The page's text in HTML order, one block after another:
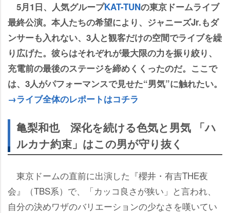
5月1日、人気グループKAT-TUNの東京ドームライブ
最終公演。本人たちの希望により、ジャニーズJr.もダ
ンサーも入れない、3人と観客だけの空間でライブを繰
り広げた。彼らはそれぞれが最大限の力を振り絞り、
充電前の最後のステージを締めくくったのだ。ここで
は、3人がパフォーマンスで見せた“男気”に触れたい。
→ライブ全体のレポートはコチラ
亀梨和也 深化を続ける色気と男気 「ハ
ルカナ約束」はこの男が守り抜く
東京ドームの直前に出演した『櫻井・有吉THE夜
会』（TBS系）で、「カッコ良さが狭い」と言われ、
自分の決めワザのバリエーションの少なさを嘆いてい